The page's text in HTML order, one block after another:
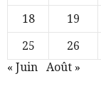
18
19
25
26
« Juin
Août »